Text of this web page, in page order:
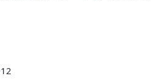
單件運費$60、滿3件或消費滿
郵局掛號【免運費】、面交/自取/
【單件運費$500、滿3件或消費滿